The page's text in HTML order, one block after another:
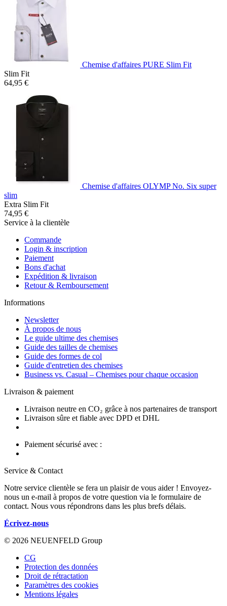
Chemise d'affaires PURE Slim Fit
Slim Fit
64,95 €
Chemise d'affaires OLYMP No. Six super
slim
Extra Slim Fit
74,95 €
Service à la clientèle
Commande
Login & inscription
Paiement
Bons d'achat
Expédition & livraison
Retour & Remboursement
Informations
Newsletter
À propos de nous
Le guide ultime des chemises
Guide des tailles de chemises
Guide des formes de col
Guide d'entretien des chemises
Business vs. Casual – Chemises pour chaque occasion
Livraison & paiement
Livraison neutre en CO₂ grâce à nos partenaires de transport
Livraison sûre et fiable avec DPD et DHL
Paiement sécurisé avec :
Service & Contact
Notre service clientèle se fera un plaisir de vous aider ! Envoyez-
nous un e-mail à propos de votre question via le formulaire de
contact. Nous vous répondrons dans les plus brefs délais.
Écrivez-nous
© 2026 NEUENFELD Group
CG
Protection des données
Droit de rétractation
Paramètres des cookies
Mentions légales